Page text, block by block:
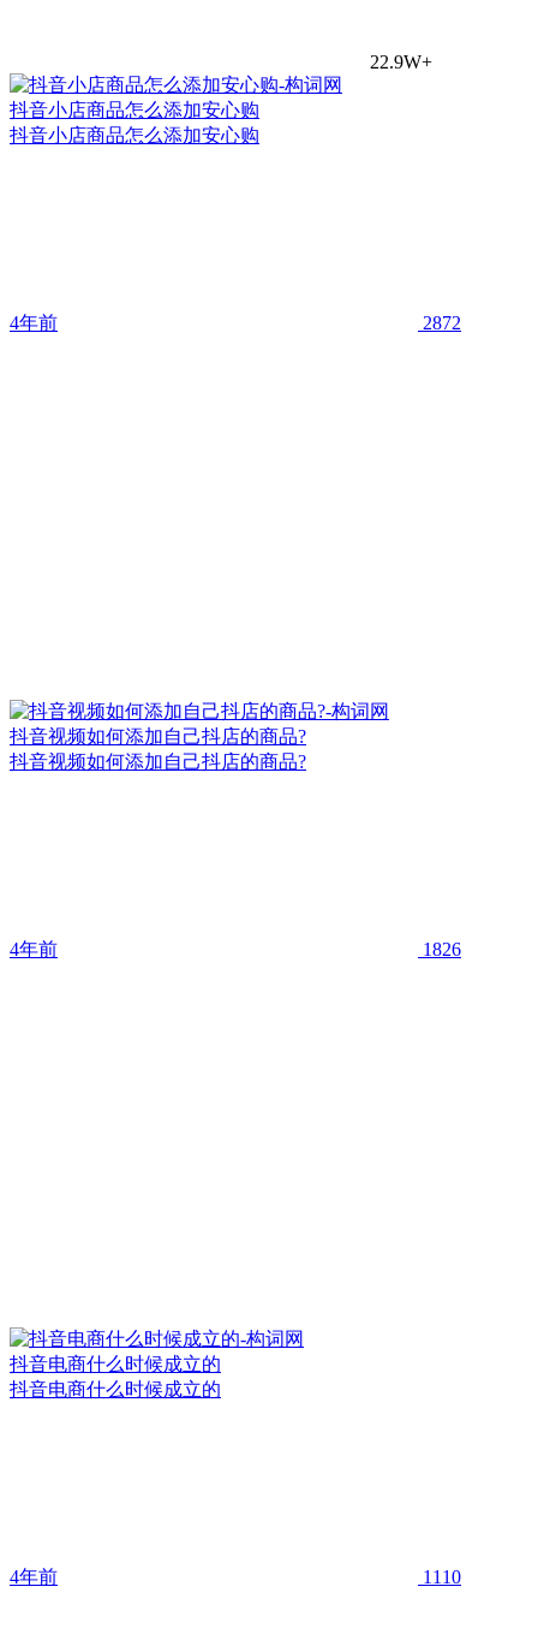
22.9W+
抖音小店商品怎么添加安心购
抖音小店商品怎么添加安心购
4年前 2872
抖音视频如何添加自己抖店的商品?
抖音视频如何添加自己抖店的商品?
4年前 1826
抖音电商什么时候成立的
抖音电商什么时候成立的
4年前 1110